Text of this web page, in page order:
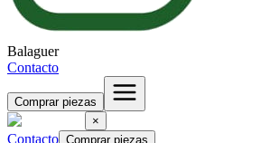
Balaguer
Contacto
Comprar piezas
×
Contacto Comprar piezas